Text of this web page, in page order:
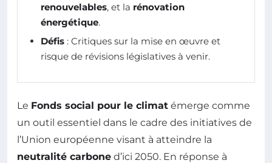
renouvelables, et la rénovation
énergétique.
Défis : Critiques sur la mise en œuvre et
risque de révisions législatives à venir.
Le Fonds social pour le climat émerge comme
un outil essentiel dans le cadre des initiatives de
l’Union européenne visant à atteindre la
neutralité carbone d’ici 2050. En réponse à